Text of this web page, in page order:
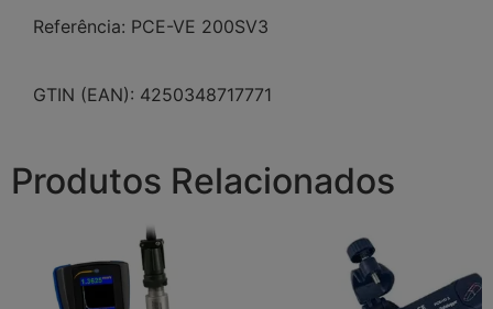
Referência: PCE-VE 200SV3
GTIN (EAN): 4250348717771
Produtos Relacionados